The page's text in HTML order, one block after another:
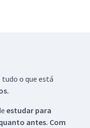
o que está
estudar para
antes. Com